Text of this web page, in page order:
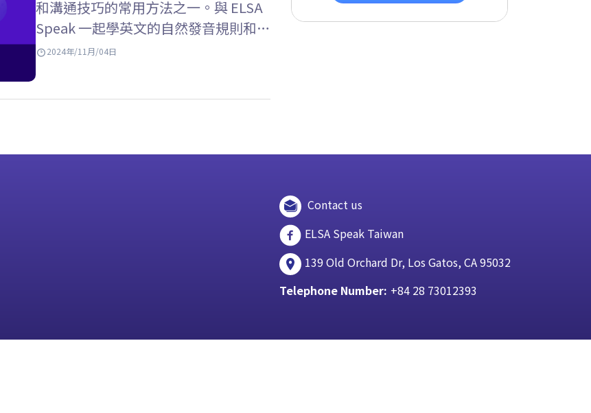
和溝通技巧的常用方法之一。與 ELSA
Speak 一起學英文的自然發音規則和自
然發音規則總整理吧！ Key takeaways
2024年/11月/04日
Contact us
ELSA Speak Taiwan
139 Old Orchard Dr, Los Gatos, CA 95032
Telephone Number: +84 28 73012393